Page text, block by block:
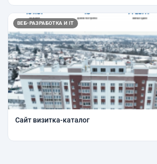
ВЕБ-РАЗРАБОТКА И IT
Сайт визитка-каталог